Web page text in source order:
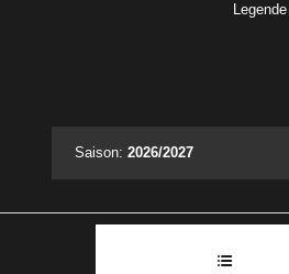
Legende
Saison: 2026/2027